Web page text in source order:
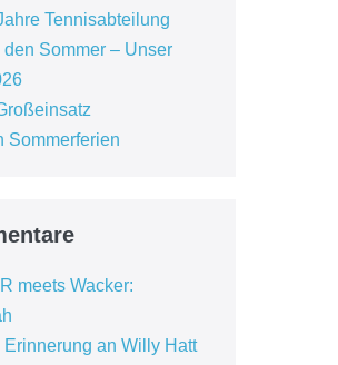
Tennisabteilung
den Sommer – Unser
Sommerferien
meets Wacker:
Erinnerung an Willy Hatt